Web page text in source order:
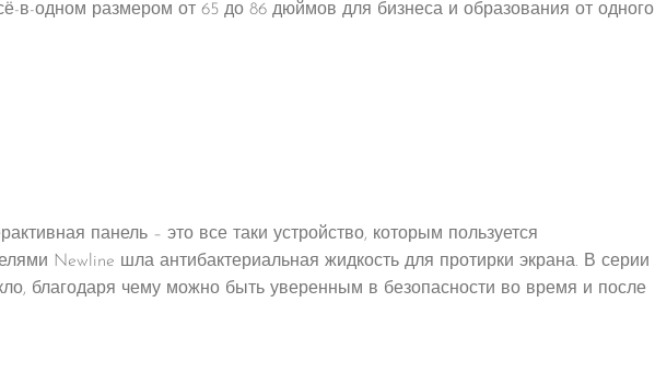
в-одном размером от 65 до 86 дюймов для бизнеса и образования от одного
панель – это все таки устройство, которым пользуется
Newline шла антибактериальная жидкость для протирки экрана. В серии
благодаря чему можно быть уверенным в безопасности во время и после